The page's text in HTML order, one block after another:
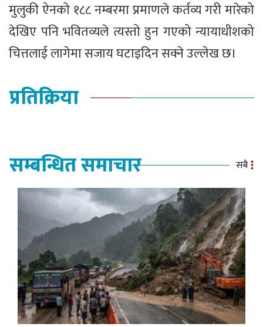
मुलुकी ऐनको १८८ नम्बरमा प्रमाणले कर्तव्य गरी मारेको
देखिए पनि भवितव्यले त्यस्तो हुन गएको न्यायाधीशको
चित्तलाई लागेमा सजाय घटाइदिन सक्ने उल्लेख छ।
प्रतिक्रिया
सम्बन्धित समाचार सबै